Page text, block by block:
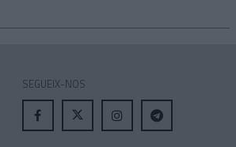
SEGUEIX-NOS